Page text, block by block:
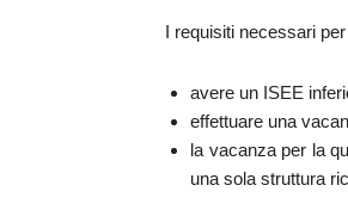
I requisiti necessari
avere un ISEE
effettuare una
la vacanza per la
una sola struttura